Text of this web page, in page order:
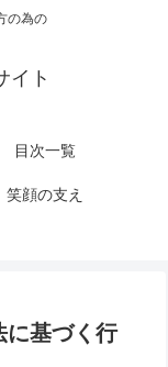
の為の
イト
目次一覧
笑顔の支え
に基づく行